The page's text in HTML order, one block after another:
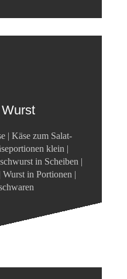
| Käse zum Salat-
klein |
in Scheiben |
in Portionen |